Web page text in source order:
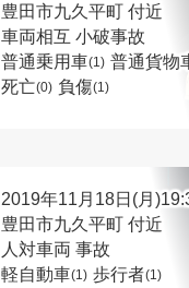
豊田市九久平町 付近
車両相互 小破事故
普通乗用車(1) 普通貨物
死亡(0) 負傷(1)
2019年11月18日(月
豊田市九久平町 付近
人対車両 事故
軽自動車(1) 歩行者(1)